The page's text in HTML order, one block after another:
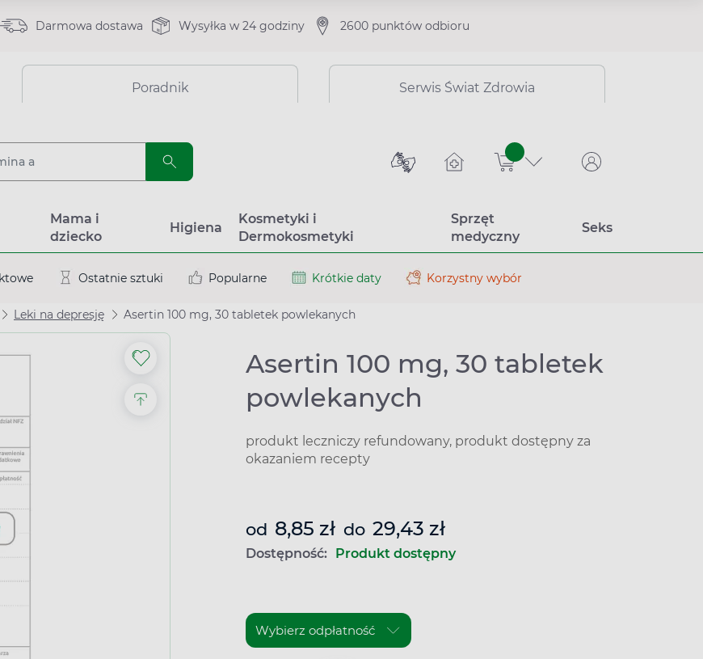
Darmowa dostawa Wysyłka w 24 godziny 2600 punktów odbioru
Poradnik Serwis Świat Zdrowia
sztuk
Mama i
dziecko
Higiena
Kosmetyki i
Dermokosmetyki
Sprzęt
medyczny
Seks
Ostatnie sztuki Popularne Krótkie daty Korzystny wybór
Leki na depresję Asertin 100 mg, 30 tabletek powlekanych
Asertin 100 mg, 30 tabletek
powlekanych
produkt leczniczy refundowany, produkt dostępny za
okazaniem recepty
od 8,85 zł do 29,43 zł
Dostępność: Produkt dostępny